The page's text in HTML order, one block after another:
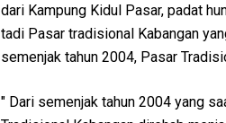
dari Kampung Kidul Pasar, padat
tadi Pasar tradisional Kabangan
semenjak tahun 2004, Pasar
" Dari semenjak tahun 2004 yang